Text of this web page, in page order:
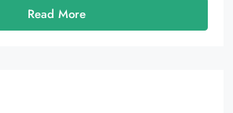
Read More